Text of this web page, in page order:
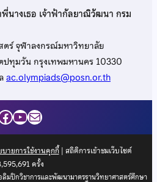
นางเธอ เจ้าฟ้ากัลยาณิวัฒนา กรม
ร์ จุฬาลงกรณ์มหาวิทยาลัย
ทุมวัน กรุงเทพมหานคร 10330
ac.olympiads@posn.or.th
YouTube
Mail
บายการใช้งานคุกกี้| สถิติการเข้าชมเว็บไซต์
ครั้ง
มปิกวิชาการและพัฒนามาตรฐานวิทยาศาสตร์ศึกษา